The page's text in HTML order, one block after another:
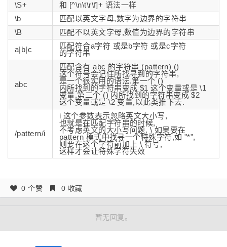
\S+
和 [^\n\t\r\f]+ 语法一样
\b
匹配以英文字母,数字为边界的字符串
\B
匹配不以英文字母,数值为边界的字符串
a|b|c
匹配符合a字符 或是b字符 或是c字符
的字符串
abc
匹配含有 abc 的字符串 (pattern) ()
这个符号会记住所找寻到的字符串,
是一个很实用的语法.第一个 ()
内所找到的字符串变成 $1 这个变量或是 \1
变量,第二个 () 内所找到的字符串变成 $2
这个变量或是 \2 变量,以此类推下去.
/pattern/i
i 这个参数表示忽略英文大小写,
也就是在匹配字符串的时候,
不考虑英文的大小写问题. \ 如果要在
pattern 模式中找寻一个特殊字符,如 "*",
则要在这个字符前加上 \ 符号,
这样才会让特殊字符失效
0 个赞 0 收藏
暂无回复。